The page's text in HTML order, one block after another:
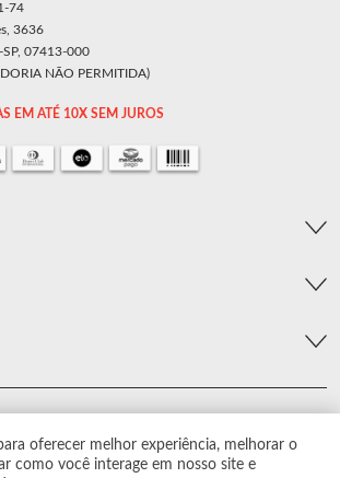
oferecer melhor experiência, melhorar o
como você interage em nosso site e
74
3636
07413-000
NÃO PERMITIDA)
EM ATÉ 10X SEM JUROS
Car. Todos os direitos reservados.